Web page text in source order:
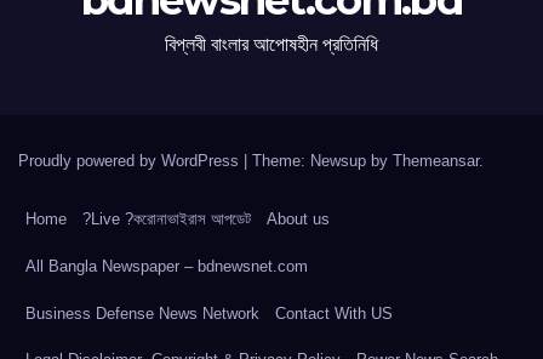
বিপ্লবী বাংলার আপোষহীন প্রতিনিধি
Proudly powered by WordPress | Theme: Newsup by Themeansar.
Home ?Live ?করোনাভাইরাস আপডেট About us
All Bangla Newspaper – bdnewsnet.com
Business Defense News Network Contact With US